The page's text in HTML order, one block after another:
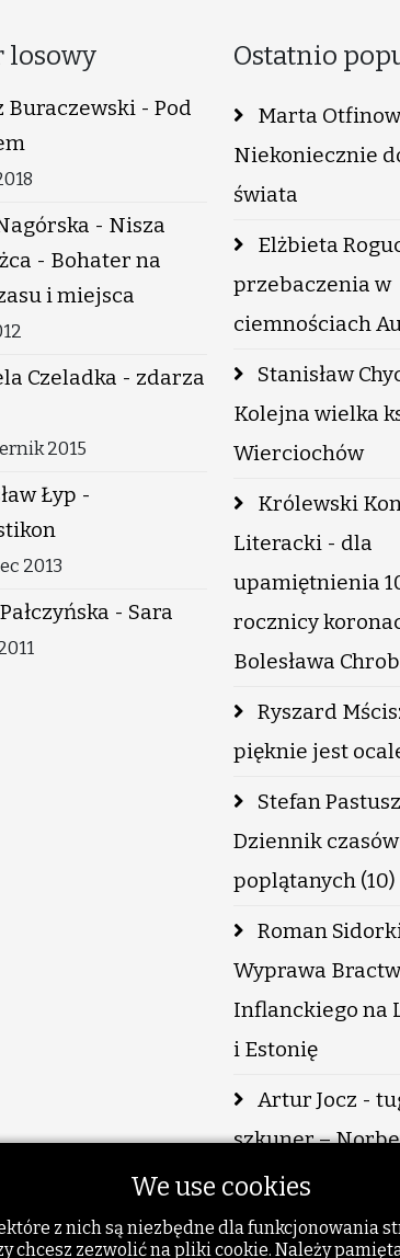
losowy
Buraczewski - Pod
- Nisza
- Bohater na
i miejsca
Czeladka - zdarza
2015
Łyp -
2013
- Sara
Ostatnio
Marta
Niekoniecznie
świata
Elżbieta
przebaczenia w
ciemnościach
Stanisław
Kolejna wielka
Wierciochów
Królewski
Literacki - dla
upamiętnienia
rocznicy
Bolesława
Ryszard
pięknie jest
Stefan
Dziennik czasów
poplątanych (10)
Roman
Wyprawa
Inflanckiego na
i Estonię
Artur Jocz -
szkuner –
Skupniewicza
metaforą
We use cookies
z nich są niezbędne dla funkcjonowania
chcesz zezwolić na pliki cookie. Należy